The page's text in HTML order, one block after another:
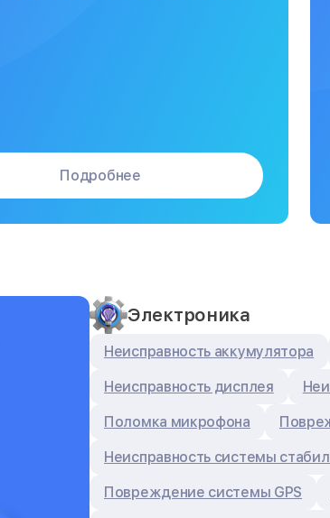
Подробнее
Электроника
Неисправность аккумулятора
Неисправность дисплея
Поломка микрофона
Неисправность системы
Повреждение системы GPS